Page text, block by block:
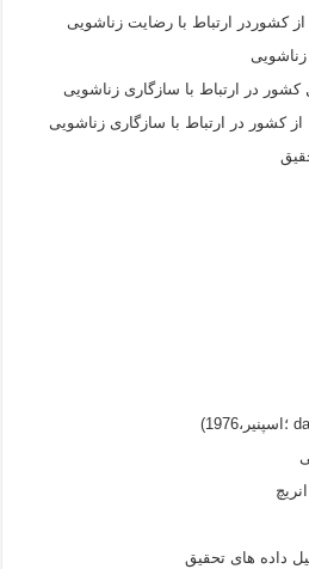
کشوردر ارتباط با رضایت زناشویی
در ارتباط با سازگاری زناشویی
کشور در ارتباط با سازگاری زناشویی
داده های تحقیق